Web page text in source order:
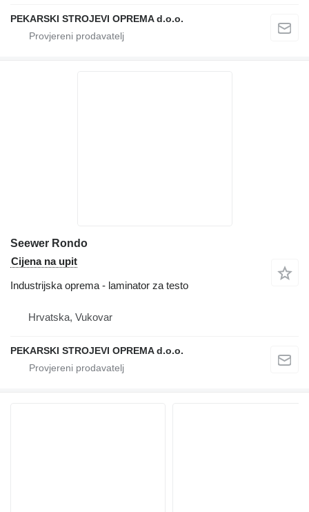
PEKARSKI STROJEVI OPREMA d.o.o.
Seewer Rondo
Cijena na upit
Industrijska oprema - laminator za testo
Hrvatska, Vukovar
PEKARSKI STROJEVI OPREMA d.o.o.